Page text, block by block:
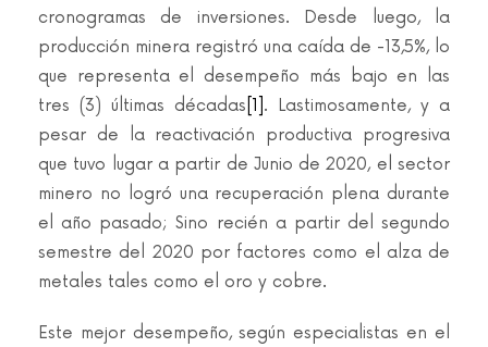
cronogramas de inversiones. Desde luego, la
producción minera registró una caída de -13,5%, lo
que representa el desempeño más bajo en las
tres (3) últimas décadas [1] . Lastimosamente, y a
pesar de la reactivación productiva progresiva
que tuvo lugar a partir de Junio de 2020, el sector
minero no logró una recuperación plena durante
el año pasado; Sino recién a partir del segundo
semestre del 2020 por factores como el alza de
metales tales como el oro y cobre.
Este mejor desempeño, según especialistas en el